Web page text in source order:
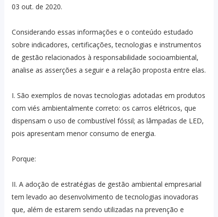
03 out. de 2020.
Considerando essas informações e o conteúdo estudado
sobre indicadores, certificações, tecnologias e instrumentos
de gestão relacionados à responsabilidade socioambiental,
analise as asserções a seguir e a relação proposta entre elas.
I. São exemplos de novas tecnologias adotadas em produtos
com viés ambientalmente correto: os carros elétricos, que
dispensam o uso de combustível fóssil; as lâmpadas de LED,
pois apresentam menor consumo de energia.
Porque:
II. A adoção de estratégias de gestão ambiental empresarial
tem levado ao desenvolvimento de tecnologias inovadoras
que, além de estarem sendo utilizadas na prevenção e